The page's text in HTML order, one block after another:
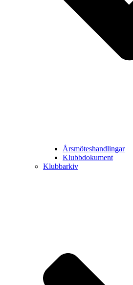
Årsmöteshandlingar
Klubbdokument
Klubbarkiv